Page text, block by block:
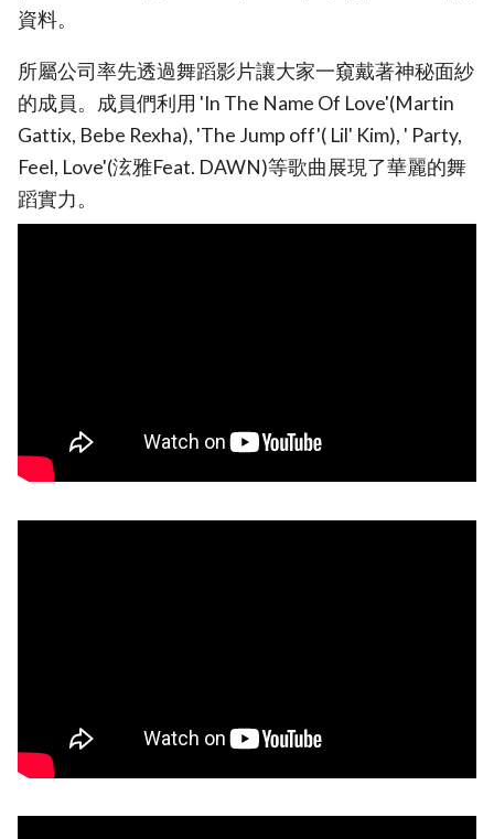
資料。
所屬公司率先透過舞蹈影片讓大家一窺戴著神秘面紗
的成員。成員們利用 'In The Name Of Love'(Martin
Gattix, Bebe Rexha), 'The Jump off'( Lil' Kim), ' Party,
Feel, Love'(泫雅Feat. DAWN)等歌曲展現了華麗的舞
蹈實力。